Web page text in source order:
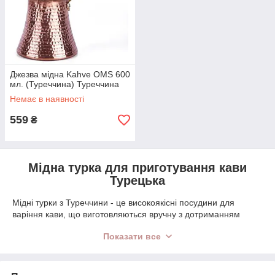
Джезва мідна Kahve OMS 600
мл. (Туреччина) Туреччина
Немає в наявності
559 ₴
Мідна турка для приготування кави
Турецька
Мідні турки з Туреччини - це високоякісні посудини для
варіння кави, що виготовляються вручну з дотриманням
відмінно проводить тепло, забезпечуючи
зсередини, щоб запобігти окисленню. Дотримання технології,
Показати все